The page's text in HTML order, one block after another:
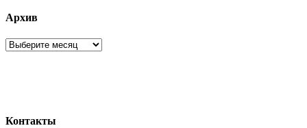
Архив
Архив
Контакты